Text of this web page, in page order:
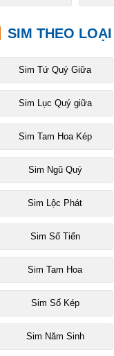
SIM THEO LOẠI
Sim Tứ Quý Giữa
Sim Lục Quý giữa
Sim Tam Hoa Kép
Sim Ngũ Quý
Sim Lộc Phát
Sim Số Tiến
Sim Tam Hoa
Sim Số Kép
Sim Năm Sinh